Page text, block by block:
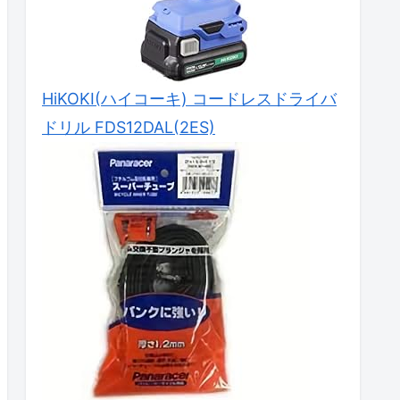
HiKOKI(ハイコーキ) コードレスドライバ
ドリル FDS12DAL(2ES)